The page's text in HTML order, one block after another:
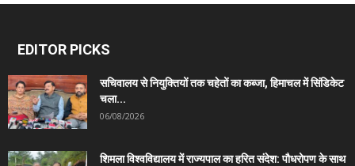
EDITOR PICKS
सचिवालय से नियुक्तियों तक चहेतों का कब्जा, हिमाचल में सिंडिकेट
चला...
06/08/2026
शिमला विश्वविद्यालय में राज्यपाल का हरित संदेश: पौधरोपण के साथ